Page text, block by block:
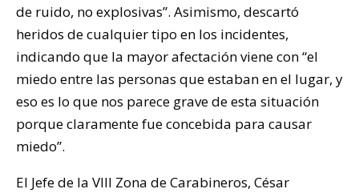
de ruido, no explosivas”. Asimismo, descartó
heridos de cualquier tipo en los incidentes,
indicando que la mayor afectación viene con “el
miedo entre las personas que estaban en el lugar, y
eso es lo que nos parece grave de esta situación
porque claramente fue concebida para causar
miedo”.
El Jefe de la VIII Zona de Carabineros, César